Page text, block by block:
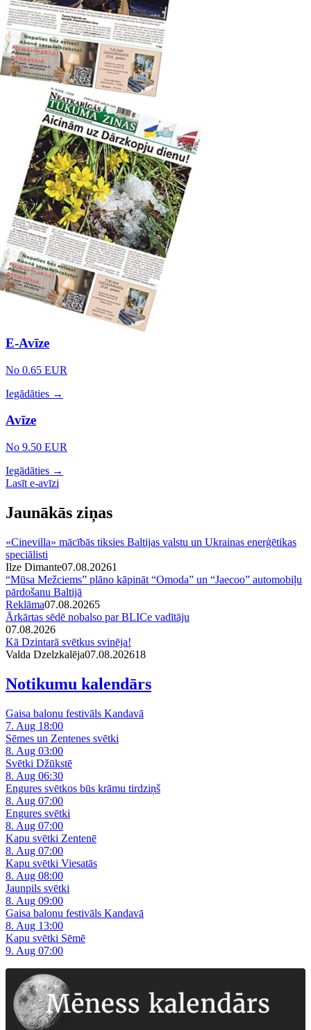
E-Avīze
No 0.65 EUR
Iegādāties →
Avīze
No 9.50 EUR
Iegādāties →
Lasīt e-avīzi
Jaunākās ziņas
«Cinevilla» mācībās tiksies Baltijas valstu un Ukrainas enerģētikas
speciālisti
Ilze Dimante07.08.20261
“Mūsa Mežciems” plāno kāpināt “Omoda” un “Jaecoo” automobiļu
pārdošanu Baltijā
Reklāma07.08.20265
Ārkārtas sēdē nobalso par BLICe vadītāju
07.08.2026
Kā Dzintarā svētkus svinēja!
Valda Dzelzkalēja07.08.202618
Notikumu kalendārs
Gaisa balonu festivāls Kandavā
7. Aug 18:00
Sēmes un Zentenes svētki
8. Aug 03:00
Svētki Džūkstē
8. Aug 06:30
Engures svētkos būs krāmu tirdziņš
8. Aug 07:00
Engures svētki
8. Aug 07:00
Kapu svētki Zentenē
8. Aug 07:00
Kapu svētki Viesatās
8. Aug 08:00
Jaunpils svētki
8. Aug 09:00
Gaisa balonu festivāls Kandavā
8. Aug 13:00
Kapu svētki Sēmē
9. Aug 07:00